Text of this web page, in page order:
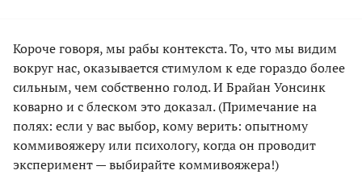
Короче говоря, мы рабы контекста. То, что мы видим
вокруг нас, оказывается стимулом к еде гораздо более
сильным, чем собственно голод. И Брайан Уонсинк
коварно и с блеском это доказал. (Примечание на
полях: если у вас выбор, кому верить: опытному
коммивояжеру или психологу, когда он проводит
эксперимент — выбирайте коммивояжера!)